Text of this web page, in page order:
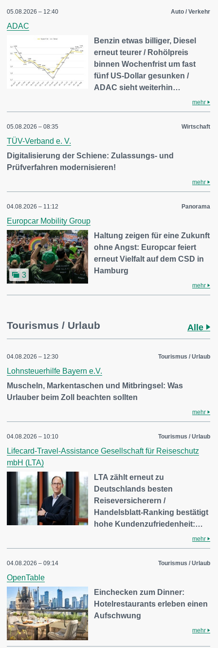
05.08.2026 – 12:40 Auto / Verkehr
ADAC
Benzin etwas billiger, Diesel
erneut teurer / Rohölpreis
binnen Wochenfrist um fast
fünf US-Dollar gesunken /
ADAC sieht weiterhin…
mehr
05.08.2026 – 08:35 Wirtschaft
TÜV-Verband e. V.
Digitalisierung der Schiene: Zulassungs- und
Prüfverfahren modernisieren!
mehr
04.08.2026 – 11:12 Panorama
Europcar Mobility Group
3
Haltung zeigen für eine Zukunft
ohne Angst: Europcar feiert
erneut Vielfalt auf dem CSD in
Hamburg
mehr
Tourismus / Urlaub Alle
04.08.2026 – 12:30 Tourismus / Urlaub
Lohnsteuerhilfe Bayern e.V.
Muscheln, Markentaschen und Mitbringsel: Was
Urlauber beim Zoll beachten sollten
mehr
04.08.2026 – 10:10 Tourismus / Urlaub
Lifecard-Travel-Assistance Gesellschaft für Reiseschutz
mbH (LTA)
LTA zählt erneut zu
Deutschlands besten
Reiseversicherern /
Handelsblatt-Ranking bestätigt
hohe Kundenzufriedenheit:…
mehr
04.08.2026 – 09:14 Tourismus / Urlaub
OpenTable
Einchecken zum Dinner:
Hotelrestaurants erleben einen
Aufschwung
mehr